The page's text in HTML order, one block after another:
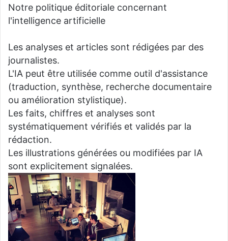
Notre politique éditoriale concernant
l'intelligence artificielle
Les analyses et articles sont rédigées par des
journalistes.
L'IA peut être utilisée comme outil d'assistance
(traduction, synthèse, recherche documentaire
ou amélioration stylistique).
Les faits, chiffres et analyses sont
systématiquement vérifiés et validés par la
rédaction.
Les illustrations générées ou modifiées par IA
sont explicitement signalées.